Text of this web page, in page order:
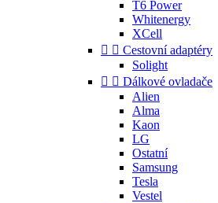
T6 Power
Whitenergy
XCell
  Cestovní adaptéry
Solight
  Dálkové ovladače
Alien
Alma
Kaon
LG
Ostatní
Samsung
Tesla
Vestel